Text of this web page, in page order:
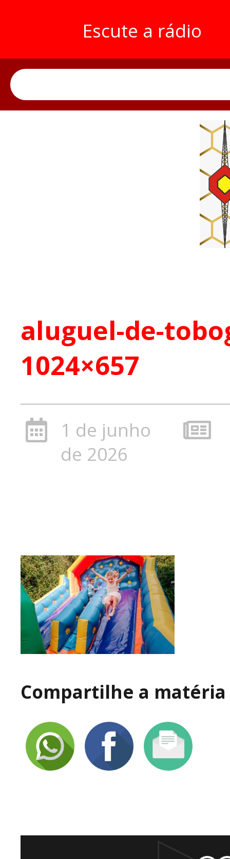
Escute a rádio
aluguel-de-
1024×657
1 de junho
de 2026
Compartilhe a